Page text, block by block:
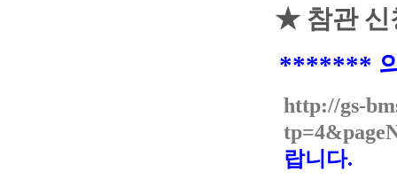
★ 참관 신
*******
http://gs-
랍니다.